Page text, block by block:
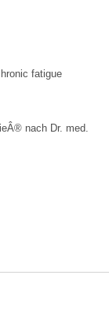
fatigue
nach Dr. med.